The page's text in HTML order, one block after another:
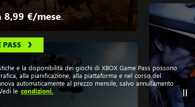
8,99 €/mese.
e la disponibilità dei giochi di XBOX Game Pass possono
alla pianificazione, alla piattaforma e nel corso del
automaticamente al prezzo mensile, salvo annullamento
le condizioni.